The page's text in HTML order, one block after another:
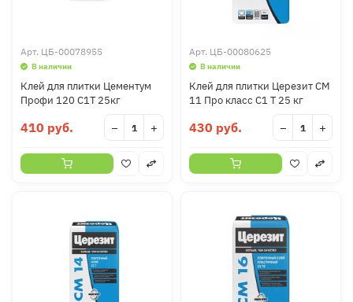
Арт. ЦБ-00078955
В наличии
Клей для плитки Цементум
Профи 120 C1T 25кг
410 руб. − +
Арт. ЦБ-00080625
В наличии
Клей для плитки Церезит СМ
11 Про класс C1 T 25 кг
430 руб. − +